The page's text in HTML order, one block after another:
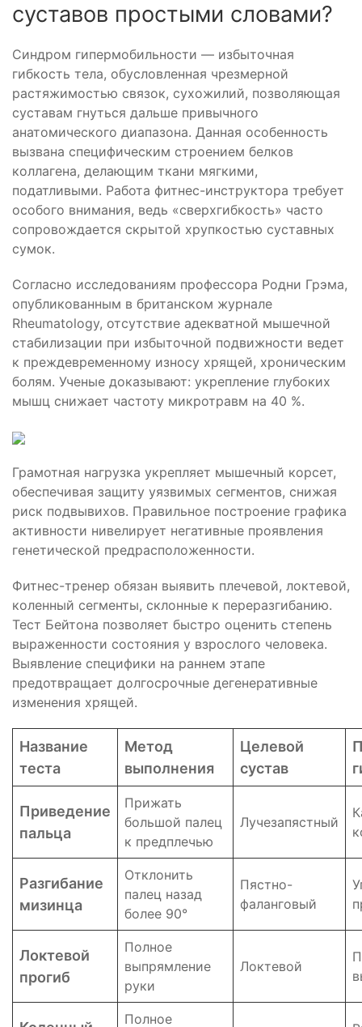
суставов простыми словами?
Синдром гипермобильности — избыточная
гибкость тела, обусловленная чрезмерной
растяжимостью связок, сухожилий, позволяющая
суставам гнуться дальше привычного
анатомического диапазона. Данная особенность
вызвана специфическим строением белков
коллагена, делающим ткани мягкими,
податливыми. Работа фитнес-инструктора требует
особого внимания, ведь «сверхгибкость» часто
сопровождается скрытой хрупкостью суставных
сумок.
Согласно исследованиям профессора Родни Грэма,
опубликованным в британском журнале
Rheumatology, отсутствие адекватной мышечной
стабилизации при избыточной подвижности ведет
к преждевременному износу хрящей, хроническим
болям. Ученые доказывают: укрепление глубоких
мышц снижает частоту микротравм на 40 %.
Грамотная нагрузка укрепляет мышечный корсет,
обеспечивая защиту уязвимых сегментов, снижая
риск подвывихов. Правильное построение графика
активности нивелирует негативные проявления
генетической предрасположенности.
Фитнес-тренер обязан выявить плечевой, локтевой,
коленный сегменты, склонные к переразгибанию.
Тест Бейтона позволяет быстро оценить степень
выраженности состояния у взрослого человека.
Выявление специфики на раннем этапе
предотвращает долгосрочные дегенеративные
изменения хрящей.
Название
теста
Метод
выполнения
Целевой
сустав
Приведение
пальца
Прижать
большой палец
к предплечью
Лучезапястный
Разгибание
мизинца
Отклонить
палец назад
более 90°
Пястно-
фаланговый
Локтевой
прогиб
Полное
выпрямление
руки
Локтевой
Полное